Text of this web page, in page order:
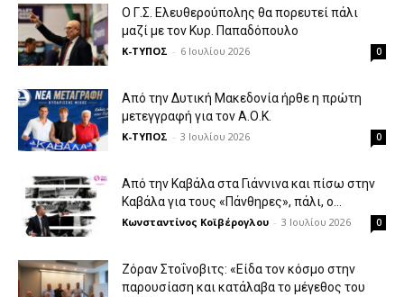
Ο Γ.Σ. Ελευθερούπολης θα πορευτεί πάλι
μαζί με τον Κυρ. Παπαδόπουλο
Κ-ΤΥΠΟΣ - 6 Ιουλίου 2026 0
Από την Δυτική Μακεδονία ήρθε η πρώτη
μετεγγραφή για τον Α.Ο.Κ.
Κ-ΤΥΠΟΣ - 3 Ιουλίου 2026 0
Από την Καβάλα στα Γιάννινα και πίσω στην
Καβάλα για τους «Πάνθηρες», πάλι, ο...
Κωνσταντίνος Κοϊβέρογλου - 3 Ιουλίου 2026 0
Ζόραν Στοΐνοβιτς: «Είδα τον κόσμο στην
παρουσίαση και κατάλαβα το μέγεθος του